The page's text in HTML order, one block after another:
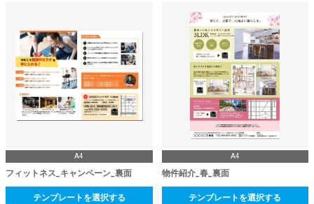
A4
フィットネス_キャンペーン_裏面
テンプレートを選択する
A4
物件紹介_春_裏面
テンプレートを選択する